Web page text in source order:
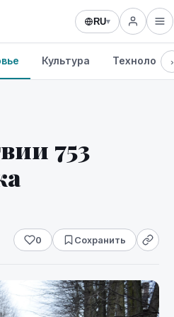
RU▾
Культура Технологии›
753
0 Сохранить